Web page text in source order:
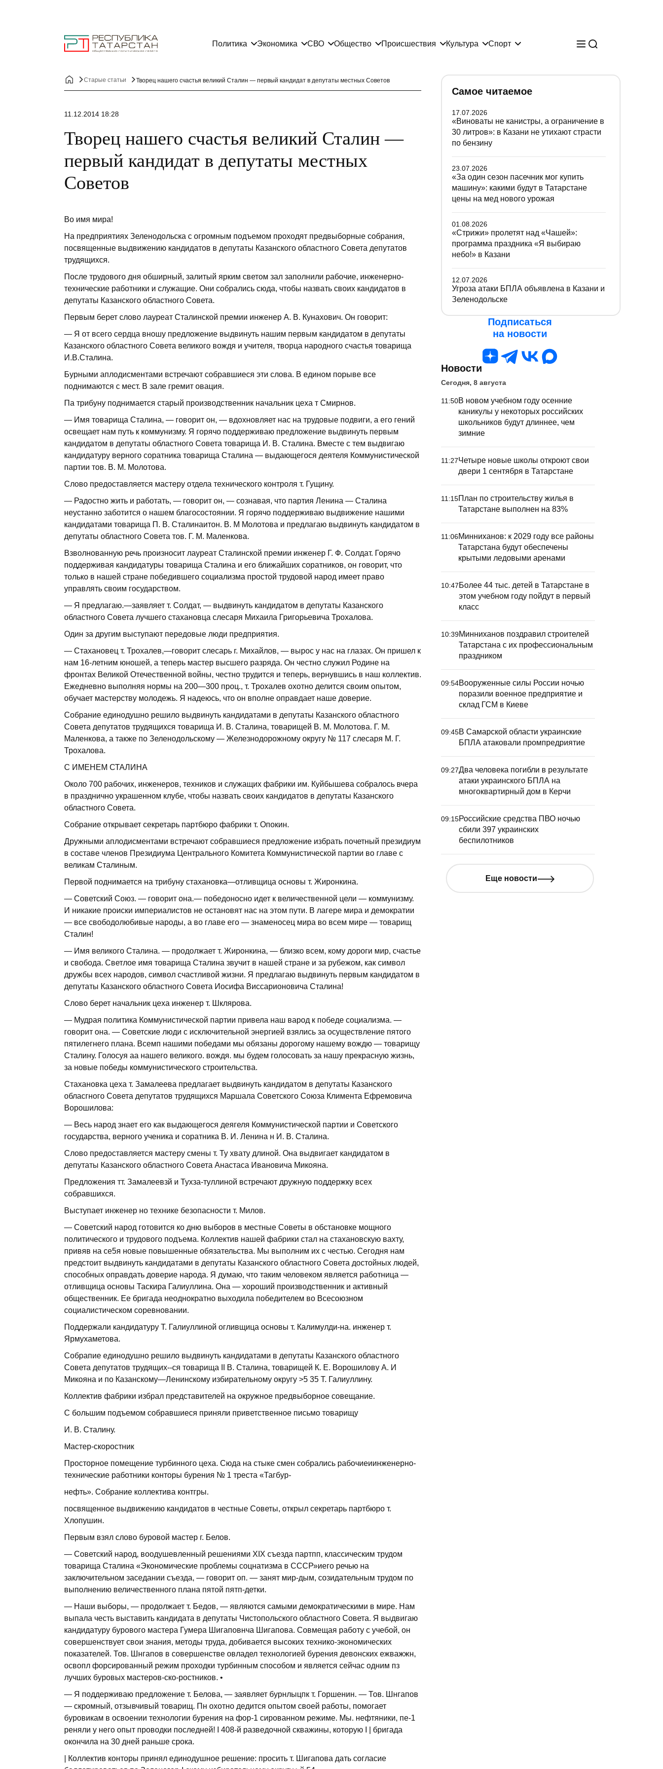
Политика Экономика СВО Общество Происшествия Культура Спорт
Старые статьи Творец нашего счастья великий Сталин — первый кандидат в депутаты местных Советов
11.12.2014 18:28
Творец нашего счастья великий Сталин —
первый кандидат в депутаты местных
Советов
Во имя мира!
На предприятиях Зеленодольска с огромным подъемом проходят предвыборные собрания,
посвященные выдвижению кандидатов в депутаты Казанского областного Совета депутатов
трудящихся.
После трудового дня обширный, залитый ярким светом зал заполнили рабочие, инженерно-
технические работники и служащие. Они собрались сюда, чтобы назвать своих кандидатов в
депутаты Казанского областного Совета.
Первым берет слово лауреат Сталинской премии инженер А. В. Кунахович. Он говорит:
— Я от всего сердца вношу предложение выдвинуть нашим первым кандидатом в депутаты
Казанского областного Совета великого вождя и учителя, творца народного счастья товарища
И.В.Сталина.
Бурными аплодисментами встречают собравшиеся эти слова. В едином порыве все
поднимаются с мест. В зале гремит овация.
Па трибуну поднимается старый производственник начальник цеха т Смирнов.
— Имя товарища Сталина, — говорит он, — вдохновляет нас на трудовые подвиги, а его гений
освещает нам путь к коммунизму. Я горячо поддерживаю предложение выдвинуть первым
кандидатом в депутаты областного Совета товарища И. В. Сталина. Вместе с тем выдвигаю
кандидатуру верного соратника товарища Сталина — выдающегося деятеля Коммунистической
партии тов. В. М. Молотова.
Слово предоставляется мастеру отдела технического контроля т. Гущину.
— Радостно жить и работать, — говорит он, — сознавая, что партия Ленина — Сталина
неустанно заботится о нашем благосостоянии. Я горячо поддерживаю выдвижение нашими
кандидатами товарища П. В. Сталинаитон. В. М Молотова и предлагаю выдвинуть кандидатом в
депутаты областного Совета тов. Г. М. Маленкова.
Взволнованную речь произносит лауреат Сталинской премии инженер Г. Ф. Солдат. Горячо
поддерживая кандидатуры товарища Сталина и его ближайших соратников, он говорит, что
только в нашей стране победившего социализма простой трудовой народ имеет право
управлять своим государством.
— Я предлагаю.—заявляет т. Солдат, — выдвинуть кандидатом в депутаты Казанского
областного Совета лучшего стахановца слесаря Михаила Григорьевича Трохалова.
Один за другим выступают передовые люди предприятия.
— Стахановец т. Трохалев,—говорит слесарь г. Михайлов, — вырос у нас на глазах. Он пришел к
нам 16-летним юношей, а теперь мастер высшего разряда. Он честно служил Родине на
фронтах Великой Отечественной войны, честно трудится и теперь, вернувшись в наш коллектив.
Ежедневно выполняя нормы на 200—300 проц., т. Трохалев охотно делится своим опытом,
обучает мастерству молодежь. Я надеюсь, что он вполне оправдает наше доверие.
Собрание единодушно решило выдвинуть кандидатами в депутаты Казанского областного
Совета депутатов трудящихся товарища И. В. Сталина, товарищей В. М. Молотова. Г. М.
Маленкова, а также по Зеленодольскому — Железнодорожному округу № 117 слесаря М. Г.
Трохалова.
С ИМЕНЕМ СТАЛИНА
Около 700 рабочих, инженеров, техников и служащих фабрики им. Куйбышева собралось вчера
в празднично украшенном клубе, чтобы назвать своих кандидатов в депутаты Казанского
областного Совета.
Собрание открывает секретарь партбюро фабрики т. Опокин.
Дружными аплодисментами встречают собравшиеся предложение избрать почетный президиум
в составе членов Президиума Центрального Комитета Коммунистической партии во главе с
великам Сталиным.
Первой поднимается на трибуну стахановка—отливщица основы т. Жиронкина.
— Советский Союз. — говорит она.— победоносно идет к величественной цели — коммунизму.
И никакие происки империалистов не остановят нас на этом пути. В лагере мира и демократии
— все свободолюбивые народы, а во главе его — знаменосец мира во всем мире — товарищ
Сталин!
— Имя великого Сталина. — продолжает т. Жиронкина, — близко всем, кому дороги мир, счастье
и свобода. Светлое имя товарища Сталина звучит в нашей стране и за рубежом, как символ
дружбы всех народов, символ счастливой жизни. Я предлагаю выдвинуть первым кандидатом в
депутаты Казанского областного Совета Иосифа Виссарионовича Сталина!
Слово берет начальник цеха инженер т. Шклярова.
— Мудрая политика Коммунистической партии привела наш варод к победе социализма. —
говорит она. — Советские люди с исключительной энергией взялись за осуществление пятого
пятилегнего плана. Всемп нашими победами мы обязаны дорогому нашему вождю — товарищу
Сталину. Голосуя аа нашего великого. вождя. мы будем голосовать за нашу прекрасную жизнь,
за новые победы коммунистического строительства.
Стахановка цеха т. Замалеева предлагает выдвинуть кандидатом в депутаты Казанского
обласгного Совета депутатов трудящихся Маршала Советского Союза Климента Ефремовича
Ворошилова:
— Весь народ знает его как выдающегося деягеля Коммунистической партии и Советского
государства, верного ученика и соратника В. И. Ленина н И. В. Сталина.
Слово предоставляется мастеру смены т. Ту хвату длиной. Она выдвигает кандидатом в
депутаты Казанского областного Совета Анастаса Ивановича Микояна.
Предложения тт. Замалеевзй и Тухза-туллиной встречают дружную поддержку всех
собравшихся.
Выступает инженер но технике безопасности т. Милов.
— Советский народ готовится ко дню выборов в местные Советы в обстановке мощного
политического и трудового подъема. Коллектив нашей фабрики стал на стахановскую вахту,
привяв на се5я новые повышенные обязательства. Мы выполним их с честью. Сегодня нам
предстоит выдвинуть кандидатами в депутаты Казанского областного Совета достойных людей,
способных оправдать доверие народа. Я думаю, что таким человеком является работница —
отливщица основы Таскира Галиуллина. Она — хороший производственник и активный
общественник. Ее бригада неоднократно выходила победителем во Всесоюзном
социалистическом соревновании.
Поддержали кандидатуру Т. Галиуллиной огливщица основы т. Калимулди-на. инженер т.
Ярмухаметова.
Собрапие единодушно решило выдвинуть кандидатами в депутаты Казанского областного
Совета депутатов трудящих--ся товарища II В. Сталина, товарищей К. Е. Ворошилову А. И
Микояна и по Казанскому—Ленинскому избирательному округу >5 35 Т. Галиуллину.
Коллектив фабрики избрал представителей на окружное предвыборное совещание.
С большим подъемом собравшиеся приняли приветственное письмо товарищу
И. В. Сталину.
Мастер-скоростник
Просторное помещение турбинного цеха. Сюда на стыке смен собрались рабочиеиинженерно-
технические работники конторы бурения № 1 треста «Тагбур-
нефть». Собрание коллектива контгры.
посвященное выдвижению кандидатов в честные Советы, открыл секретарь партбюро т.
Хлопушин.
Первым взял слово буровой мастер г. Белов.
— Советский народ, воодушевленный решениями XIX съезда партпп, классическим трудом
товарища Сталина «Экономические проблемы соцнатизма в СССР»иего речью на
заключительном заседании съезда, — говорит оп. — занят мир-дым, созидательным трудом по
выполнению величественного плана пятой пятп-детки.
— Наши выборы, — продолжает т. Бедов, — являются самыми демократическими в мире. Нам
выпала честь выставить кандидата в депутаты Чистопольского областного Совета. Я выдвигаю
кандидатуру бурового мастера Гумера Шигаповнча Шигапова. Совмещая работу с учебой, он
совершенствует свои знания, методы труда, добивается высоких технико-экономических
показателей. Тов. Шнгапов в совершенстве овладел технологией бурения девонских ежважжн,
освопл форсированный режим проходки турбинным способом и является сейчас одним пз
лучших буровых мастеров-ско-ростников. •
— Я поддерживаю предложение т. Белова, — заявляет бурнлыцпк т. Горшенин. — Тов. Шнгапов
— скромный, отзывчивый товарищ. Пн охотно дедится опытом своей работы, помогает
буровикам в освоении технологии бурения на фор-1 сированном режиме. Мы. нефтяники, пе-1
реняли у него опыт проводки последней! I 408-й разведочной скважины, которую I | бригада
окончила на 30 дней раньше срока.
| Коллектив конторы принял единодушное решение: просить т. Шигапова дать согласие
Самое читаемое
17.07.2026
«Виноваты не канистры, а ограничение в
30 литров»: в Казани не утихают страсти
по бензину
23.07.2026
«За один сезон пасечник мог купить
машину»: какими будут в Татарстане
цены на мед нового урожая
01.08.2026
«Стрижи» пролетят над «Чашей»:
программа праздника «Я выбираю
небо!» в Казани
12.07.2026
Угроза атаки БПЛА объявлена в Казани и
Зеленодольске
Подписаться
на новости
Новости
Сегодня, 8 августа
11:50В новом учебном году осенние
каникулы у некоторых российских
школьников будут длиннее, чем
зимние
11:27Четыре новые школы откроют свои
двери 1 сентября в Татарстане
11:15План по строительству жилья в
Татарстане выполнен на 83%
11:06Минниханов: к 2029 году все районы
Татарстана будут обеспечены
крытыми ледовыми аренами
10:47Более 44 тыс. детей в Татарстане в
этом учебном году пойдут в первый
класс
10:39Минниханов поздравил строителей
Татарстана с их профессиональным
праздником
09:54Вооруженные силы России ночью
поразили военное предприятие и
склад ГСМ в Киеве
09:45В Самарской области украинские
БПЛА атаковали промпредриятие
09:27Два человека погибли в результате
атаки украинского БПЛА на
многоквартирный дом в Керчи
09:15Российские средства ПВО ночью
сбили 397 украинских
беспилотников
Еще новости